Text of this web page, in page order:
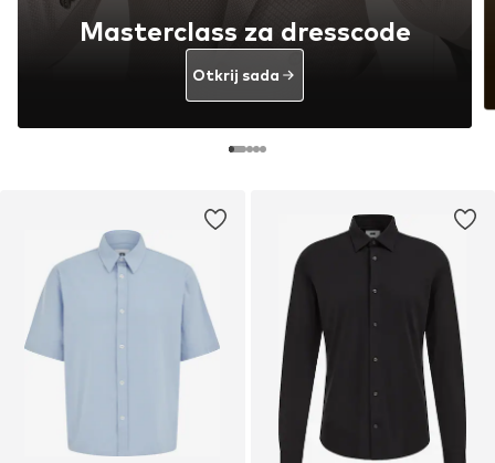
Masterclass za dresscode
Otkrij sada